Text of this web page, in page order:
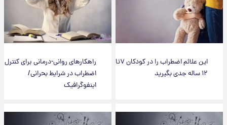
این علائم اضطراب را در کودکان ۷تا
راهکارهای روانی-درمانی برای کنترل
اضطراب در شرایط بحرانی/
اینفوگرافیک